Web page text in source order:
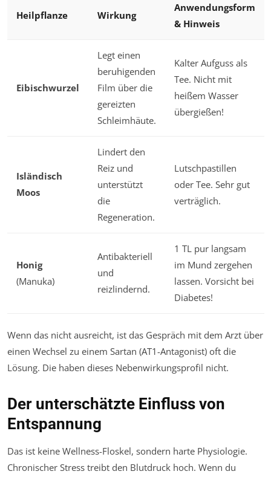
Heilpflanze Wirkung
Anwendungsform
& Hinweis
Eibischwurzel
Legt einen
beruhigenden
Film über die
gereizten
Schleimhäute.
Kalter Aufguss als
Tee. Nicht mit
heißem Wasser
übergießen!
Isländisch
Moos
Lindert den
Reiz und
unterstützt
die
Regeneration.
Lutschpastillen
oder Tee. Sehr gut
verträglich.
Honig
(Manuka)
Antibakteriell
und
reizlindernd.
1 TL pur langsam
im Mund zergehen
lassen. Vorsicht bei
Diabetes!
Wenn das nicht ausreicht, ist das Gespräch mit dem Arzt über
einen Wechsel zu einem Sartan (AT1-Antagonist) oft die
Lösung. Die haben dieses Nebenwirkungsprofil nicht.
Der unterschätzte Einfluss von
Entspannung
Das ist keine Wellness-Floskel, sondern harte Physiologie.
Chronischer Stress treibt den Blutdruck hoch. Wenn du